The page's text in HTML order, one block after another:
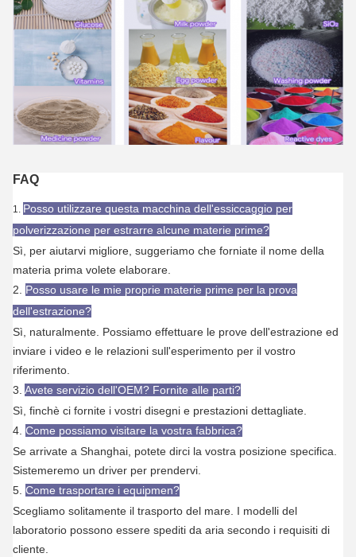
FAQ
1. Posso utilizzare questa macchina dell'essiccaggio per
polverizzazione per estrarre alcune materie prime?
Sì, per aiutarvi migliore, suggeriamo che forniate il nome della
materia prima volete elaborare.
2. Posso usare le mie proprie materie prime per la prova
dell'estrazione?
Sì, naturalmente. Possiamo effettuare le prove dell'estrazione ed
inviare i video e le relazioni sull'esperimento per il vostro
riferimento.
3. Avete servizio dell'OEM? Fornite alle parti?
Sì, finchè ci fornite i vostri disegni e prestazioni dettagliate.
4. Come possiamo visitare la vostra fabbrica?
Se arrivate a Shanghai, potete dirci la vostra posizione specifica.
Sistemeremo un driver per prendervi.
5. Come trasportare i equipmen?
Scegliamo solitamente il trasporto del mare. I modelli del
laboratorio possono essere spediti da aria secondo i requisiti di
cliente.